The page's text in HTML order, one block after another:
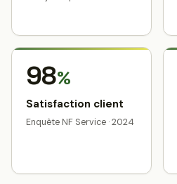
98%
Satisfaction client
Enquête NF Service · 2024